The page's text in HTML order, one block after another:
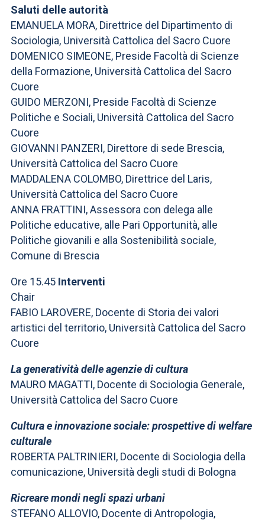
SEI UN DOCENTE O UN MEMBRO DELLO STAFF
ACCEDI A CLOUDMAIL
Saluti delle autorità
EMANUELA MORA, Direttrice del Dipartimento di
Sociologia, Università Cattolica del Sacro Cuore
DOMENICO SIMEONE, Preside Facoltà di Scienze
della Formazione, Università Cattolica del Sacro
Cuore
GUIDO MERZONI, Preside Facoltà di Scienze
Politiche e Sociali, Università Cattolica del Sacro
Cuore
GIOVANNI PANZERI, Direttore di sede Brescia,
Università Cattolica del Sacro Cuore
MADDALENA COLOMBO, Direttrice del Laris,
Università Cattolica del Sacro Cuore
ANNA FRATTINI, Assessora con delega alle
Politiche educative, alle Pari Opportunità, alle
Politiche giovanili e alla Sostenibilità sociale,
Comune di Brescia
Ore 15.45 Interventi
Chair
FABIO LAROVERE, Docente di Storia dei valori
artistici del territorio, Università Cattolica del Sacro
Cuore
La generatività delle agenzie di cultura
MAURO MAGATTI, Docente di Sociologia Generale,
Università Cattolica del Sacro Cuore
Cultura e innovazione sociale: prospettive di welfare
culturale
ROBERTA PALTRINIERI, Docente di Sociologia della
comunicazione, Università degli studi di Bologna
Ricreare mondi negli spazi urbani
STEFANO ALLOVIO, Docente di Antropologia,